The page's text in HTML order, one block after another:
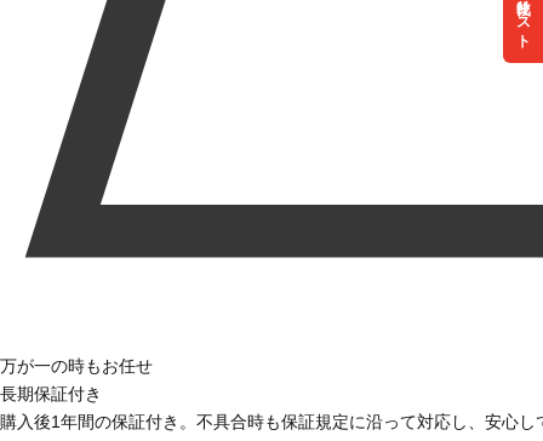
リスト
万が一の時もお任せ
長期保証付き
購入後1年間の保証付き。不具合時も保証規定に沿って対応し、安心